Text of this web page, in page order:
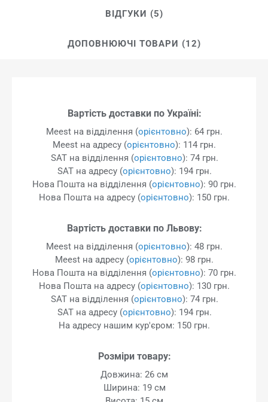
ВІДГУКИ (5)
ДОПОВНЮЮЧІ ТОВАРИ (12)
Вартість доставки по Україні:
Meest на відділення (орієнтовно): 64 грн.
Meest на адресу (орієнтовно): 114 грн.
SAT на відділення (орієнтовно): 74 грн.
SAT на адресу (орієнтовно): 194 грн.
Нова Пошта на відділення (орієнтовно): 90 грн.
Нова Пошта на адресу (орієнтовно): 150 грн.
Вартість доставки по Львову:
Meest на відділення (орієнтовно): 48 грн.
Meest на адресу (орієнтовно): 98 грн.
Нова Пошта на відділення (орієнтовно): 70 грн.
Нова Пошта на адресу (орієнтовно): 130 грн.
SAT на відділення (орієнтовно): 74 грн.
SAT на адресу (орієнтовно): 194 грн.
На адресу нашим кур'єром: 150 грн.
Розміри товару:
Довжина: 26 см
Ширина: 19 см